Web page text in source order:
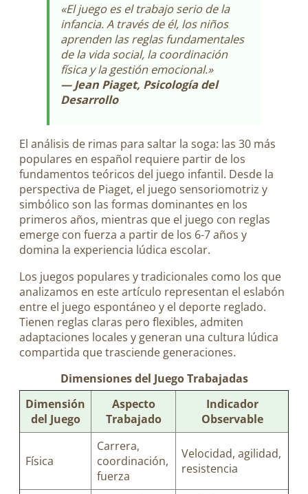
«El juego es el trabajo serio de la
infancia. A través de él, los niños
aprenden las reglas fundamentales
de la vida social, la coordinación
física y la gestión emocional.»
— Jean Piaget, Psicología del
Desarrollo
El análisis de rimas para saltar la soga: las 30 más
populares en español requiere partir de los
fundamentos teóricos del juego infantil. Desde la
perspectiva de Piaget, el juego sensoriomotriz y
simbólico son las formas dominantes en los
primeros años, mientras que el juego con reglas
emerge con fuerza a partir de los 6-7 años y
domina la experiencia lúdica escolar.
Los juegos populares y tradicionales como los que
analizamos en este artículo representan el eslabón
entre el juego espontáneo y el deporte reglado.
Tienen reglas claras pero flexibles, admiten
adaptaciones locales y generan una cultura lúdica
compartida que trasciende generaciones.
Dimensiones del Juego Trabajadas
Dimensión
del Juego
Aspecto
Trabajado
Indicador
Observable
Física
Carrera,
coordinación,
fuerza
Velocidad, agilidad,
resistencia